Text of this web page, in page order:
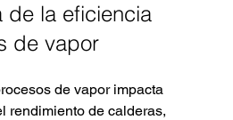
de la eficiencia
de vapor
de vapor impacta
rendimiento de calderas,